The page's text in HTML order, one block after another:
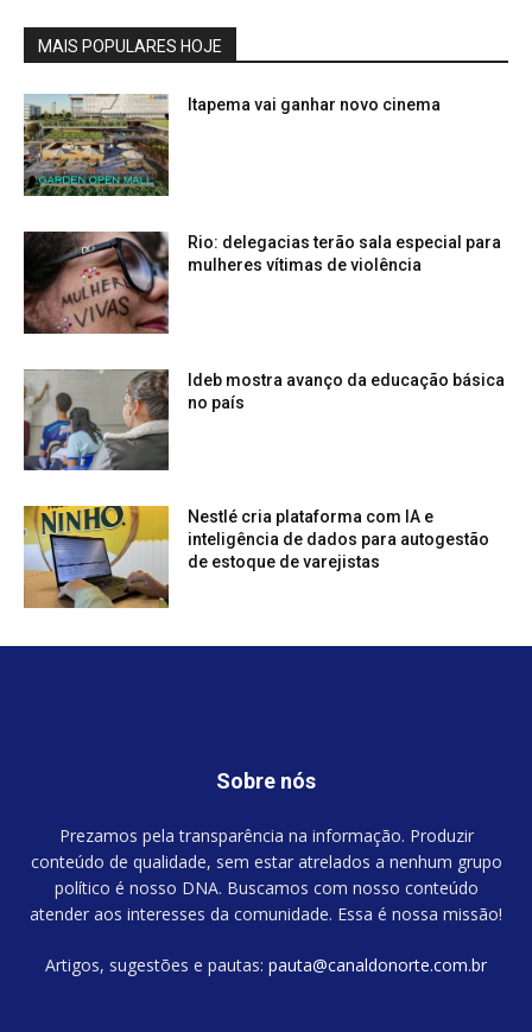
MAIS POPULARES HOJE
Itapema vai ganhar novo cinema
Rio: delegacias terão sala especial para
mulheres vítimas de violência
Ideb mostra avanço da educação básica
no país
Nestlé cria plataforma com IA e
inteligência de dados para autogestão
de estoque de varejistas
Sobre nós
Prezamos pela transparência na informação. Produzir
conteúdo de qualidade, sem estar atrelados a nenhum grupo
político é nosso DNA. Buscamos com nosso conteúdo
atender aos interesses da comunidade. Essa é nossa missão!
Artigos, sugestões e pautas: pauta@canaldonorte.com.br